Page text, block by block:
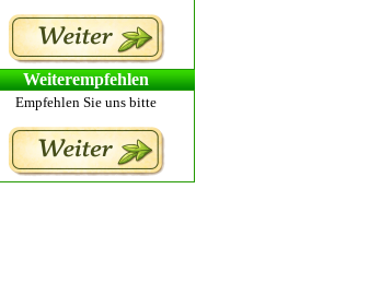
Weiterempfehlen
Empfehlen Sie uns bitte